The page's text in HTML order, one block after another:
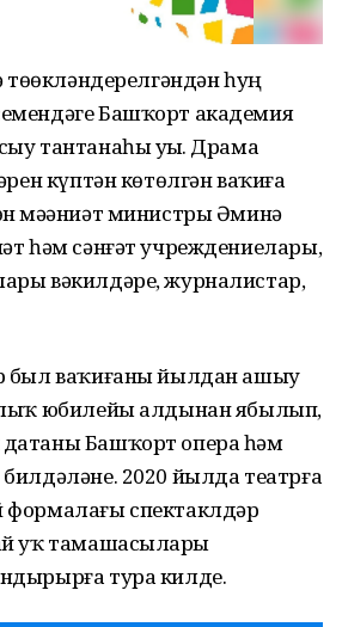
төҙөкләндерелгәндән һуң
Башҡорт академия
тантанаһы уҙҙы. Драма
күптән көтөлгән ваҡиға
мәҙәниәт министры Әминә
һәм сәнғәт учреждениелары,
вәкилдәре, журналистар,
был ваҡиғаны йылдан ашыу
юбилейы алдынан ябылып,
Башҡорт опера һәм
2020 йылда театрға
формалағы спектаклдәр
уҡ тамашасыларҙы
тура килде.